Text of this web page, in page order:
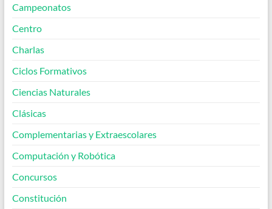
Campeonatos
Centro
Charlas
Ciclos Formativos
Ciencias Naturales
Clásicas
Complementarias y Extraescolares
Computación y Robótica
Concursos
Constitución